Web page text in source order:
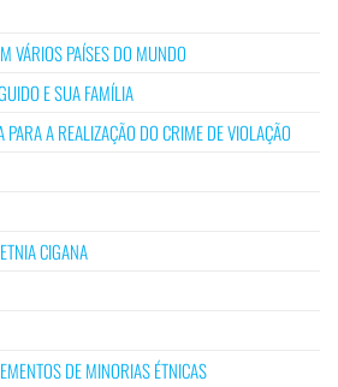
VÁRIOS PAÍSES DO MUNDO
E SUA FAMÍLIA
A REALIZAÇÃO DO CRIME DE VIOLAÇÃO
CIGANA
DE MINORIAS ÉTNICAS